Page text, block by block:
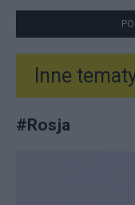
Inne
#Rosja